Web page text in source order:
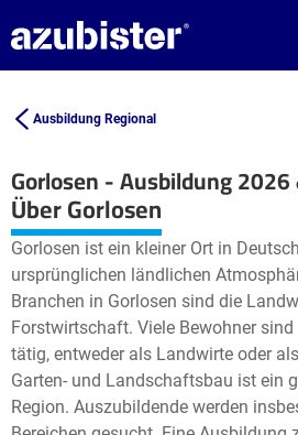
Ausbildung Regional
Gorlosen - Ausbildung
+
−
Leaflet
Über Gorlosen
Gorlosen ist ein kleiner Ort in
ursprünglichen ländlichen
Branchen in Gorlosen sind die
Forstwirtschaft. Viele Bewohner sind
tätig, entweder als Landwirte oder
Garten- und Landschaftsbau ist ein
Region. Auszubildende werden